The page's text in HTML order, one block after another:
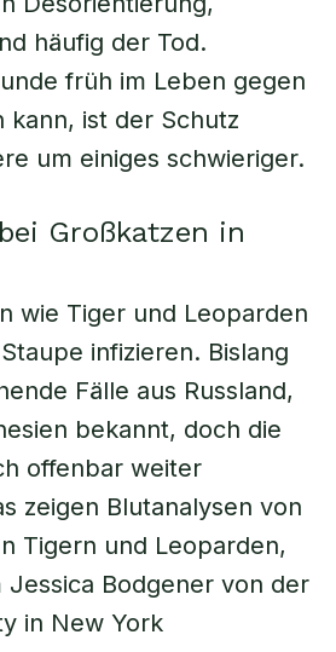
häufig der Tod.
früh im Leben gegen
kann, ist der Schutz
um einiges schwieriger.
Großkatzen in
wie Tiger und Leoparden
infizieren. Bislang
Fälle aus Russland,
bekannt, doch die
offenbar weiter
zeigen Blutanalysen von
Tigern und Leoparden,
Jessica Bodgener von der
in New York